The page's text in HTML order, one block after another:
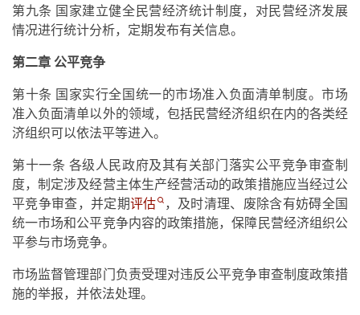
第九条 国家建立健全民营经济统计制度，对民营经济发展
情况进行统计分析，定期发布有关信息。
第二章 公平竞争
第十条 国家实行全国统一的市场准入负面清单制度。市场
准入负面清单以外的领域，包括民营经济组织在内的各类经
济组织可以依法平等进入。
第十一条 各级人民政府及其有关部门落实公平竞争审查制
度，制定涉及经营主体生产经营活动的政策措施应当经过公
平竞争审查，并定期评估 ，及时清理、废除含有妨碍全国
统一市场和公平竞争内容的政策措施，保障民营经济组织公
平参与市场竞争。
市场监督管理部门负责受理对违反公平竞争审查制度政策措
施的举报，并依法处理。